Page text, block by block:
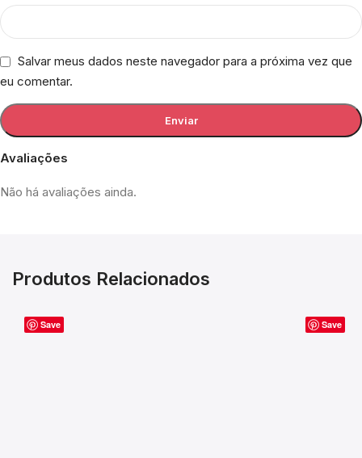
Avaliações
Não há avaliações ainda.
Salvar meus dados neste navegador para a próxima vez que
eu comentar.
Produtos Relacionados
Save Save